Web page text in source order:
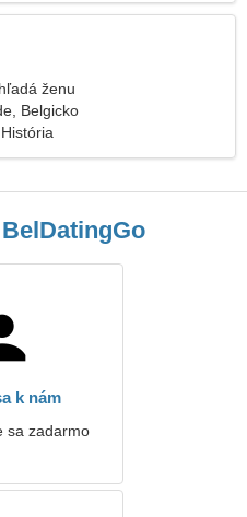
ženu
Belgicko
k nám
sa zadarmo